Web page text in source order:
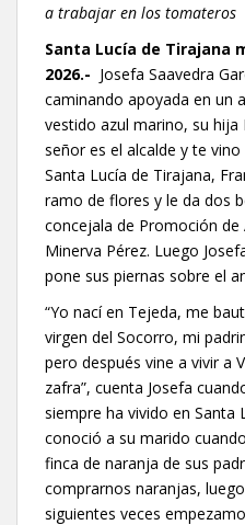
a trabajar en los tomateros
Santa Lucía de Tirajana
2026.- Josefa Saavedra
caminando apoyada en un
vestido azul marino, su hija
señor es el alcalde y te vino
Santa Lucía de Tirajana,
ramo de flores y le da dos
concejala de Promoción
Minerva Pérez. Luego
pone sus piernas sobre el
“Yo nací en Tejeda, me
virgen del Socorro, mi
pero después vine a vivir a
zafra”, cuenta Josefa
siempre ha vivido en Santa
conoció a su marido
finca de naranja de sus
comprarnos naranjas,
siguientes veces